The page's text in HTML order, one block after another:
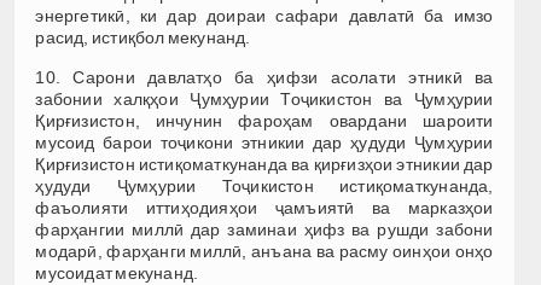
энергетикӣ, ки дар доираи сафари давлатӣ ба имзо
расид, истиқбол мекунанд.
10. Сарони давлатҳо ба ҳифзи асолати этникӣ ва
забонии халқҳои Ҷумҳурии Тоҷикистон ва Ҷумҳурии
Қирғизистон, инчунин фароҳам овардани шароити
мусоид барои тоҷикони этникии дар ҳудуди Ҷумҳурии
Қирғизистон истиқоматкунанда ва қирғизҳои этникии дар
ҳудуди Ҷумҳурии Тоҷикистон истиқоматкунанда,
фаъолияти иттиҳодияҳои ҷамъиятӣ ва марказҳои
фарҳангии миллӣ дар заминаи ҳифз ва рушди забони
модарӣ, фарҳанги миллӣ, анъана ва расму оинҳои онҳо
мусоидат мекунанд.